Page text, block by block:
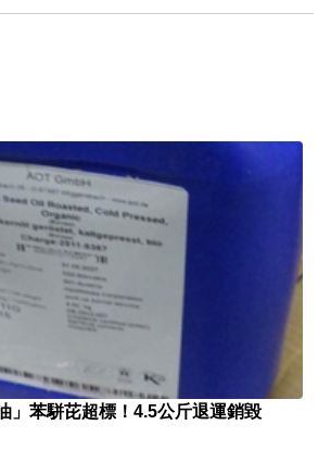
」苯駢芘超標！4.5公斤退運銷毀